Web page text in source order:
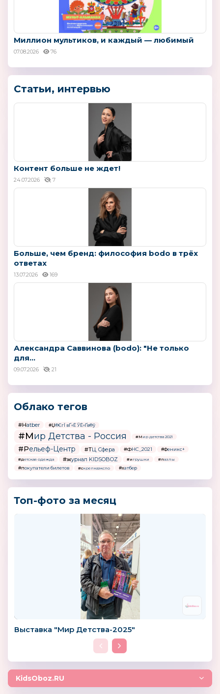
Миллион мультиков, и каждый — любимый
07.08.2026 76
Статьи, интервью
Контент больше не ждет!
24.07.2026 7
Больше, чем бренд: философия bodo в трёх
ответах
13.07.2026 169
Александра Саввинова (bodo): "Не только
для...
09.07.2026 21
Облако тегов
#Hatber #Џ®ЄгЇ вҐ«Ё ЎЁ«Ґв®ў
#Мир Детства - Россия #Мир детства 2021
#Рельеф-Центр #ТЦ Сфера #ФНС_2021 #Феникс+
#детская одежда #журнал KIDSOBOZ #игрушки #пазлы
#покупатели билетов #скрепкаэкспо #хатбер
Топ-фото за месяц
Выставка "Мир Детства-2025"
KidsOboz.RU